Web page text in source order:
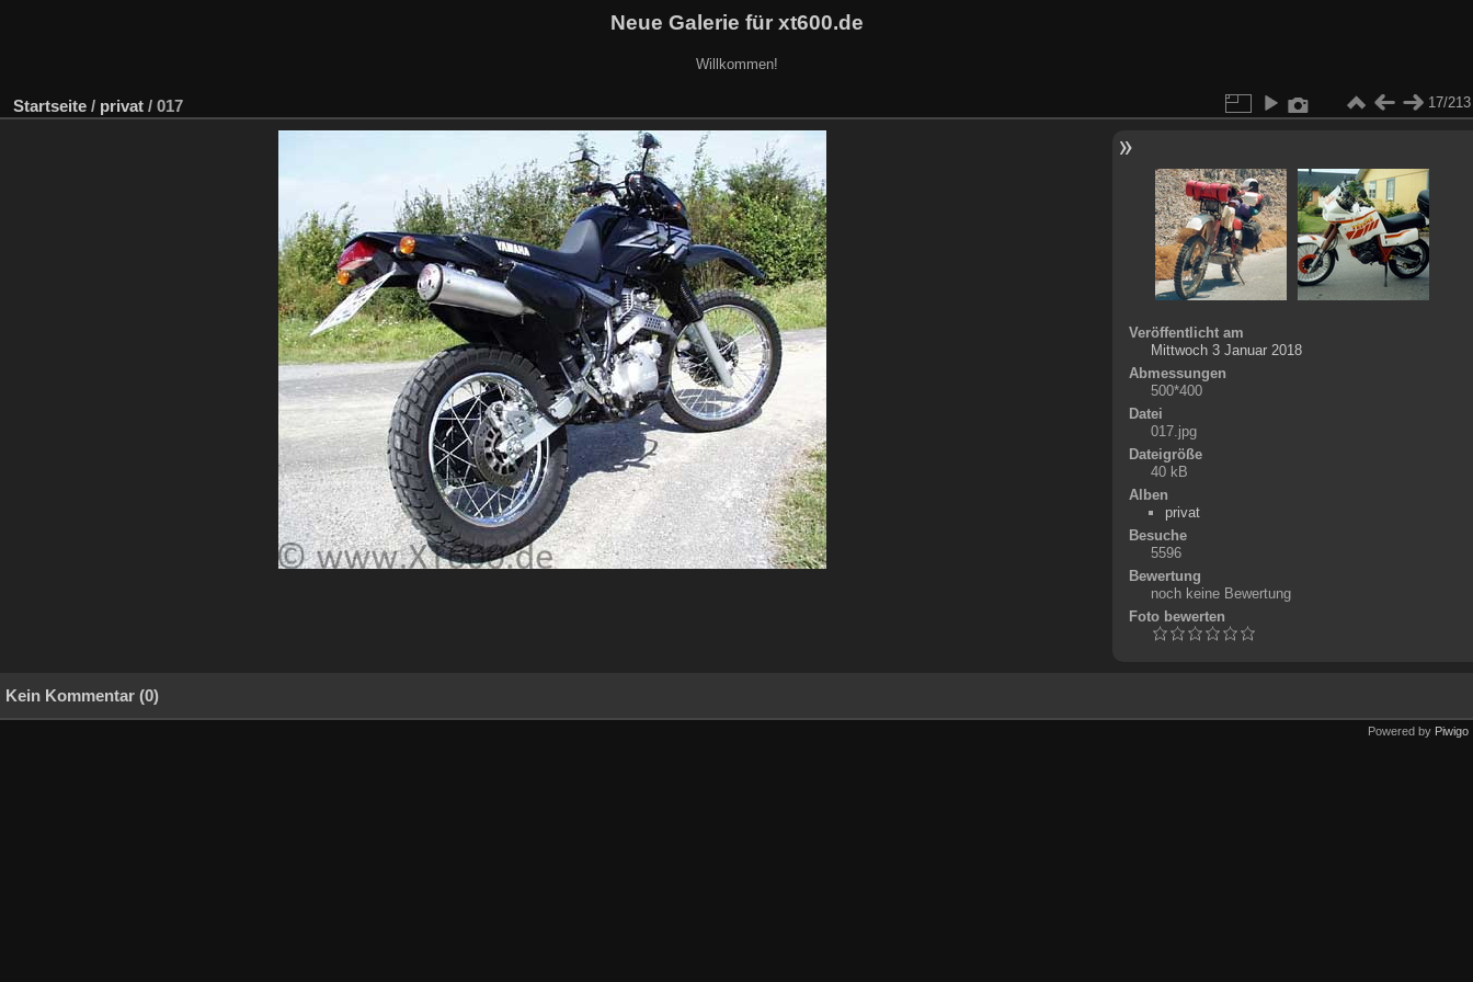
Neue Galerie für xt600.de
Willkommen!
Startseite / privat / 017 17/213
Veröffentlicht am
Mittwoch 3 Januar 2018
Abmessungen
500*400
Datei
017.jpg
Dateigröße
40 kB
Alben
privat
Besuche
5596
Bewertung
noch keine Bewertung
Foto bewerten
Kein Kommentar (0)
Powered by Piwigo